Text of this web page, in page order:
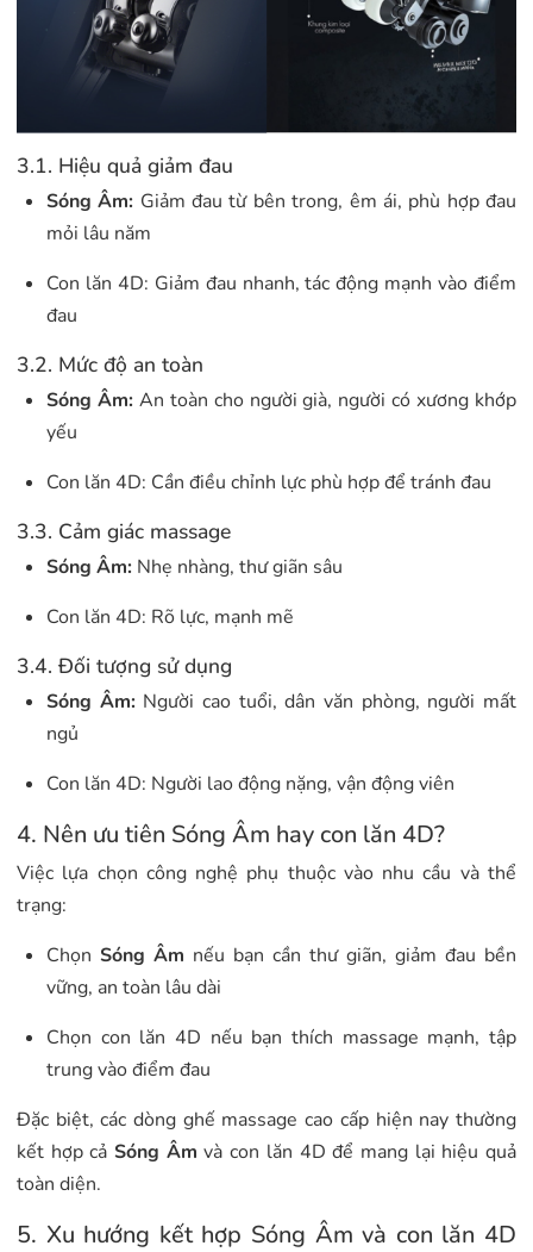
3.1. Hiệu quả giảm đau
Sóng Âm: Giảm đau từ bên trong, êm ái, phù hợp đau
mỏi lâu năm
Con lăn 4D: Giảm đau nhanh, tác động mạnh vào điểm
đau
3.2. Mức độ an toàn
Sóng Âm:An toàn cho người già, người có xương khớp
yếu
Con lăn 4D: Cần điều chỉnh lực phù hợp để tránh đau
3.3. Cảm giác massage
Sóng Âm: Nhẹ nhàng, thư giãn sâu
Con lăn 4D: Rõ lực, mạnh mẽ
3.4. Đối tượng sử dụng
Sóng Âm:Người cao tuổi, dân văn phòng, người mất
ngủ
Con lăn 4D: Người lao động nặng, vận động viên
4. Nên ưu tiên Sóng Âm hay con lăn 4D?
Việc lựa chọn công nghệ phụ thuộc vào nhu cầu và thể
trạng:
Chọn Sóng Âm nếu bạn cần thư giãn, giảm đau bền
vững, an toàn lâu dài
Chọn con lăn 4D nếu bạn thích massage mạnh, tập
trung vào điểm đau
Đặc biệt, các dòng ghế massage cao cấp hiện nay thường
kết hợp cảSóng Âm và con lăn 4D để mang lại hiệu quả
toàn diện.
5. Xu hướng kết hợp Sóng Âm và con lăn 4D